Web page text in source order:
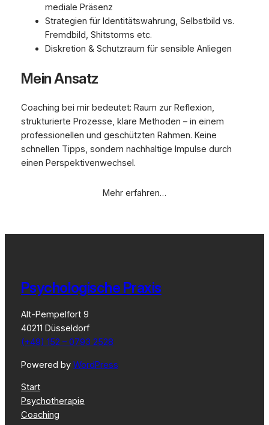
mediale Präsenz
Strategien für Identitätswahrung, Selbstbild vs.
Fremdbild, Shitstorms etc.
Diskretion & Schutzraum für sensible Anliegen
Mein Ansatz
Coaching bei mir bedeutet: Raum zur Reflexion,
strukturierte Prozesse, klare Methoden – in einem
professionellen und geschützten Rahmen. Keine
schnellen Tipps, sondern nachhaltige Impulse durch
einen Perspektivenwechsel.
Mehr erfahren…
Psychologische Praxis
Alt-Pempelfort 9
40211 Düsseldorf
(+49) 152 – 0793 2528
Powered by WordPress
Start
Psychotherapie
Coaching